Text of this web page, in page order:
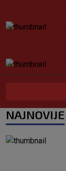
NAJNOVIJE